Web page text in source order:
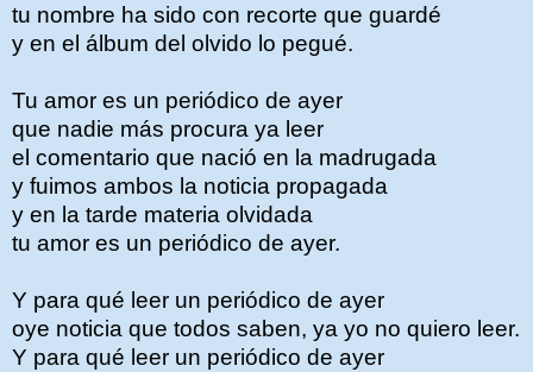
tu nombre ha sido con recorte que guardé
y en el álbum del olvido lo pegué.
Tu amor es un periódico de ayer
que nadie más procura ya leer
el comentario que nació en la madrugada
y fuimos ambos la noticia propagada
y en la tarde materia olvidada
tu amor es un periódico de ayer.
Y para qué leer un periódico de ayer
oye noticia que todos saben, ya yo no quiero leer.
Y para qué leer un periódico de ayer